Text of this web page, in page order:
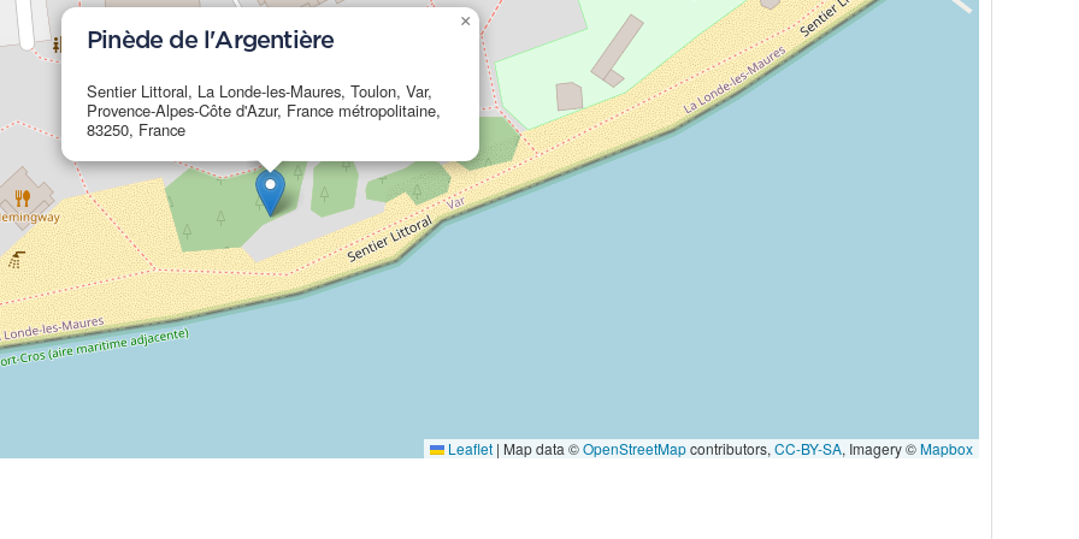
Pinède de l'Argentière
Sentier Littoral, La Londe-les-Maures, Toulon, Var,
Provence-Alpes-Côte d'Azur, France métropolitaine,
83250, France
×
Leaflet | Map data ©OpenStreetMapcontributors, CC-BY-SA, Imagery ©Mapbox